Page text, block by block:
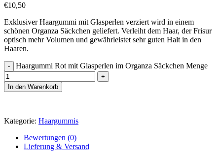
€10,50
Exklusiver Haargummi mit Glasperlen verziert wird in einem
schönen Organza Säckchen geliefert. Verleiht dem Haar, der Frisur
optisch mehr Volumen und gewährleistet sehr guten Halt in den
Haaren.
Haargummi Rot mit Glasperlen im Organza Säckchen Menge
In den Warenkorb
Kategorie: Haargummis
Bewertungen (0)
Lieferung & Versand